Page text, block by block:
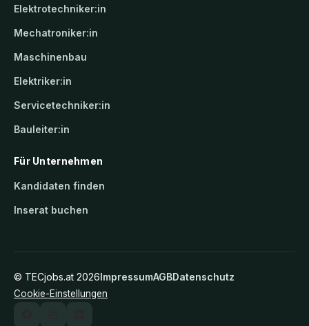
Elektrotechniker:in
Mechatroniker:in
Maschinenbau
Elektriker:in
Servicetechniker:in
Bauleiter:in
Für Unternehmen
Kandidaten finden
Inserat buchen
© TECjobs.at 2026ImpressumAGBDatenschutz
Cookie-Einstellungen